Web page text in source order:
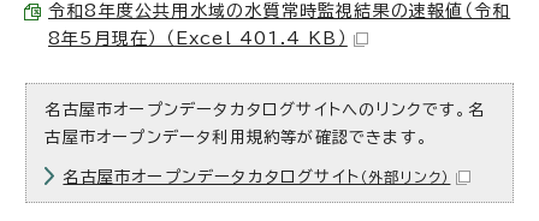
令和8年度公共用水域の水質常時監視結果の速報値（令和
8年5月現在） （Excel 401.4 KB）
名古屋市オープンデータカタログサイトへのリンクです。名
古屋市オープンデータ利用規約等が確認できます。
名古屋市オープンデータカタログサイト （外部リンク）